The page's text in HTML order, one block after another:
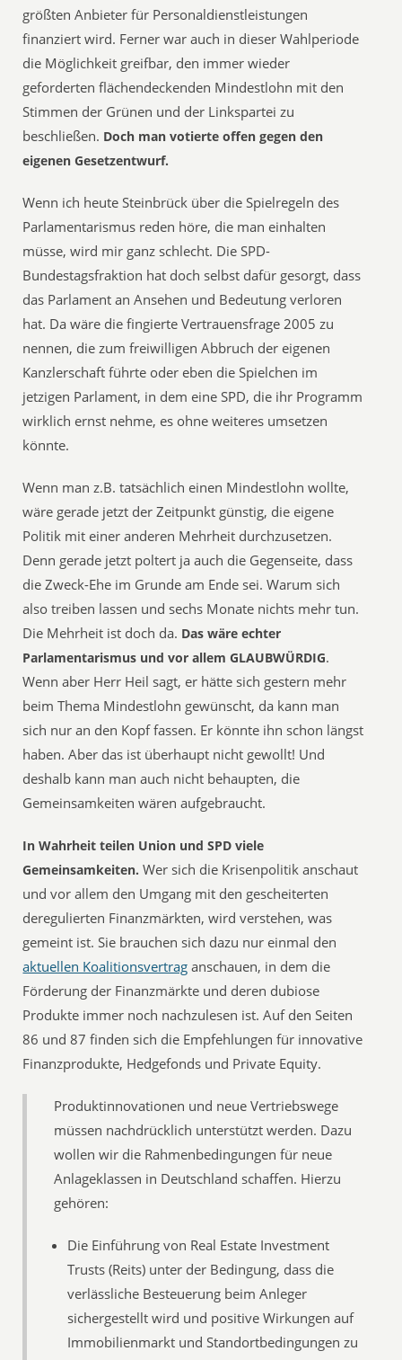
größten Anbieter für Personaldienstleistungen
finanziert wird. Ferner war auch in dieser Wahlperiode
die Möglichkeit greifbar, den immer wieder
geforderten flächendeckenden Mindestlohn mit den
Stimmen der Grünen und der Linkspartei zu
beschließen. Doch man votierte offen gegen den
eigenen Gesetzentwurf.
Wenn ich heute Steinbrück über die Spielregeln des
Parlamentarismus reden höre, die man einhalten
müsse, wird mir ganz schlecht. Die SPD-
Bundestagsfraktion hat doch selbst dafür gesorgt, dass
das Parlament an Ansehen und Bedeutung verloren
hat. Da wäre die fingierte Vertrauensfrage 2005 zu
nennen, die zum freiwilligen Abbruch der eigenen
Kanzlerschaft führte oder eben die Spielchen im
jetzigen Parlament, in dem eine SPD, die ihr Programm
wirklich ernst nehme, es ohne weiteres umsetzen
könnte.
Wenn man z.B. tatsächlich einen Mindestlohn wollte,
wäre gerade jetzt der Zeitpunkt günstig, die eigene
Politik mit einer anderen Mehrheit durchzusetzen.
Denn gerade jetzt poltert ja auch die Gegenseite, dass
die Zweck-Ehe im Grunde am Ende sei. Warum sich
also treiben lassen und sechs Monate nichts mehr tun.
Die Mehrheit ist doch da. Das wäre echter
Parlamentarismus und vor allem GLAUBWÜRDIG.
Wenn aber Herr Heil sagt, er hätte sich gestern mehr
beim Thema Mindestlohn gewünscht, da kann man
sich nur an den Kopf fassen. Er könnte ihn schon längst
haben. Aber das ist überhaupt nicht gewollt! Und
deshalb kann man auch nicht behaupten, die
Gemeinsamkeiten wären aufgebraucht.
In Wahrheit teilen Union und SPD viele
Gemeinsamkeiten. Wer sich die Krisenpolitik anschaut
und vor allem den Umgang mit den gescheiterten
deregulierten Finanzmärkten, wird verstehen, was
gemeint ist. Sie brauchen sich dazu nur einmal den
aktuellen Koalitionsvertrag anschauen, in dem die
Förderung der Finanzmärkte und deren dubiose
Produkte immer noch nachzulesen ist. Auf den Seiten
86 und 87 finden sich die Empfehlungen für innovative
Finanzprodukte, Hedgefonds und Private Equity.
Produktinnovationen und neue Vertriebswege
müssen nachdrücklich unterstützt werden. Dazu
wollen wir die Rahmenbedingungen für neue
Anlageklassen in Deutschland schaffen. Hierzu
gehören:
Die Einführung von Real Estate Investment
Trusts (Reits) unter der Bedingung, dass die
verlässliche Besteuerung beim Anleger
sichergestellt wird und positive Wirkungen auf
Immobilienmarkt und Standortbedingungen zu